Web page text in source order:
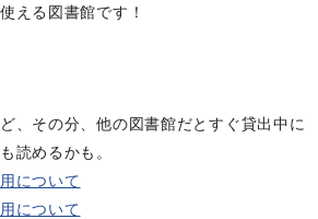
える図書館です！
、その分、他の図書館だとすぐ貸出中に
読めるかも。
について
について